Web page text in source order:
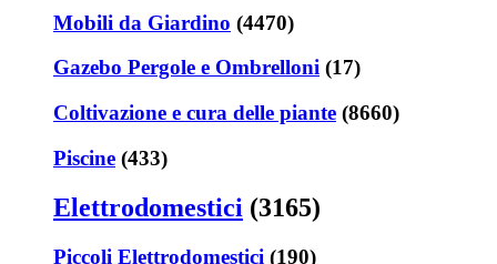
Mobili da Giardino (4470)
Gazebo Pergole e Ombrelloni (17)
Coltivazione e cura delle piante (8660)
Piscine (433)
Elettrodomestici (3165)
Piccoli Elettrodomestici (190)